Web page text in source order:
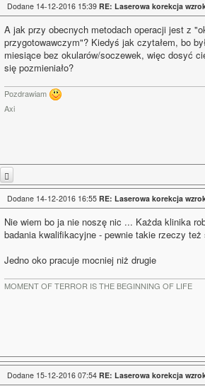
Dodane 14-12-2016 15:39 RE: Laserowa korekcja
A jak przy obecnych metodach operacji jest z
przygotowawczym"? Kiedyś jak czytałem, bo
miesiące bez okularów/soczewek, więc dosyć
się pozmieniało?
Pozdrawiam
Axi
Dodane 14-12-2016 16:55 RE: Laserowa korekcja
Nie wiem bo ja nie noszę nic ... Każda klinika
badania kwalifikacyjne - pewnie takie rzeczy też
Jedno oko pracuje mocniej niż drugie
MOMENT OF TERROR IS THE BEGINNING OF LIFE
Dodane 15-12-2016 07:54 RE: Laserowa korekcja